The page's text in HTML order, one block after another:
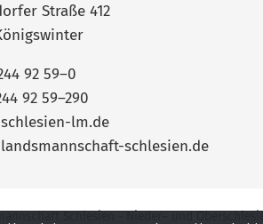
Straße 412
92 59–0
92 59–290
lm.de
schlesien.de